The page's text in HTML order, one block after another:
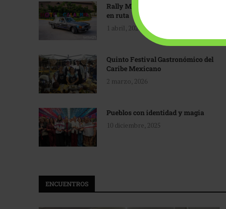
Rally Maya: Herencia automotriz
en ruta
1 abril, 2026
Quinto Festival Gastronómico del
Caribe Mexicano
2 marzo, 2026
Pueblos con identidad y magia
10 diciembre, 2025
ENCUENTROS